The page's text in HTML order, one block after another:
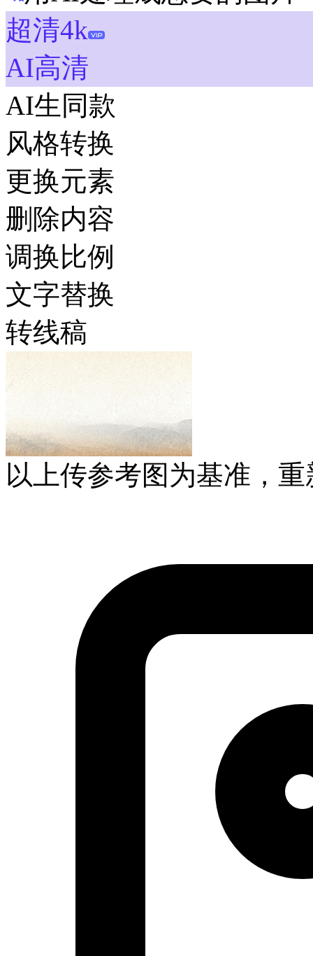
超清4k
AI高清
AI生同款
风格转换
更换元素
删除内容
调换比例
文字替换
转线稿
以上传参考图为基准，